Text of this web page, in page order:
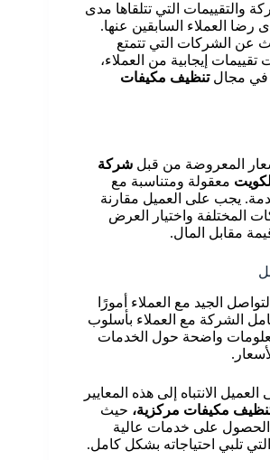
والتقييمات التي تتلقاها مدى
رضا العملاء السابقين عنها.
عن الشركات التي تتمتع
إيجابية من العملاء،
في مجالتنظيف مكيفات
المعروضة من قبل شركة
معقولة ومتناسبة مع
يجب على العميل مقارنة
المختلفة واختيار العرض
مقابل المال.
الجيد مع العملاء أمورًا
الشركة مع العملاء بأسلوب
واضحة حول الخدمات
الانتباه إلى هذه المعايير
مكيفات مركزية، حيث
على خدمات عالية
التي تلبي احتياجاته بشكل كامل.